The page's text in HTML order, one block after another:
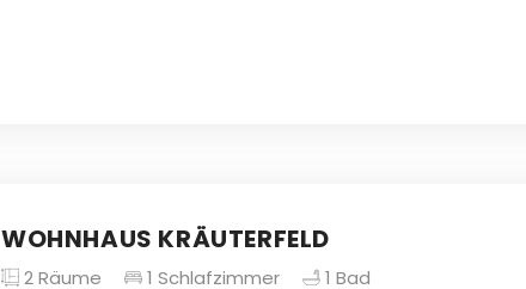
WOHNHAUS KRÄUTERFELD
2Räume 1 Schlafzimmer 1 Bad